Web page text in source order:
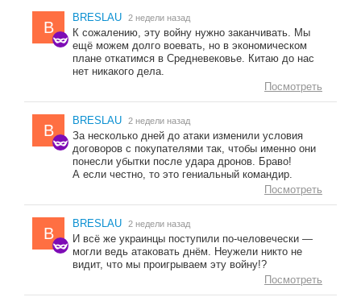
B
BRESLAU 2 недели назад
К сожалению, эту войну нужно заканчивать. Мы
ещё можем долго воевать, но в экономическом
плане откатимся в Средневековье. Китаю до нас
нет никакого дела.
Посмотреть
B
BRESLAU 2 недели назад
За несколько дней до атаки изменили условия
договоров с покупателями так, чтобы именно они
понесли убытки после удара дронов. Браво!
А если честно, то это гениальный командир.
Посмотреть
B
BRESLAU 2 недели назад
И всё же украинцы поступили по-человечески —
могли ведь атаковать днём. Неужели никто не
видит, что мы проигрываем эту войну!?
Посмотреть